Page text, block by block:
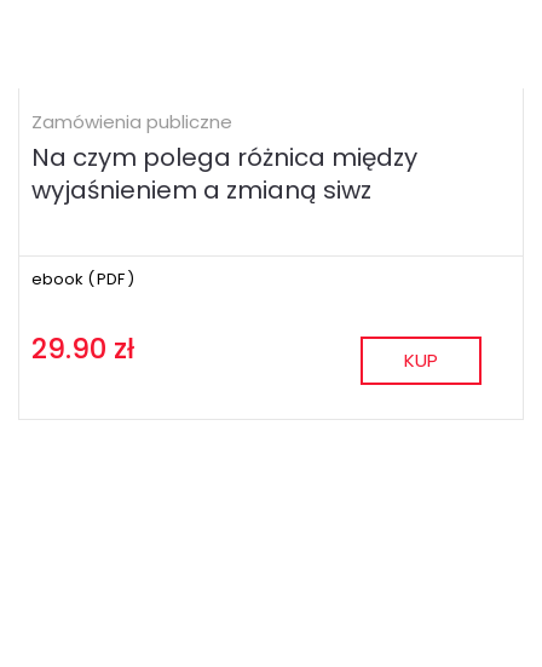
Zamówienia publiczne
Na czym polega różnica między
wyjaśnieniem a zmianą siwz
ebook (PDF)
29.90 zł KUP